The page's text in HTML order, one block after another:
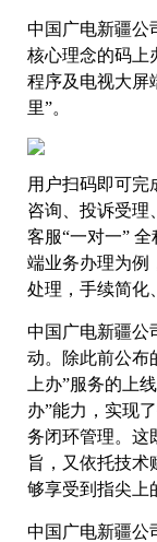
中国广电新疆公
核心理念的码上
程序及电视大屏
里”。
用户扫码即可完
咨询、投诉受理
客服“一对一”
端业务办理为例
处理，手续简化
中国广电新疆公
动。除此前公布
上办”服务的上
办”能力，实现
务闭环管理。这
旨，又依托技术
够享受到指尖上
中国广电新疆公